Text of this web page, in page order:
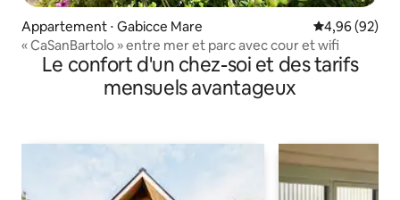
Appartement ⋅ Gabicce Mare Évaluation
4,96 (92)
« CaSanBartolo » entre mer et parc avec cour et wifi
Le confort d'un chez-soi et des tarifs
mensuels avantageux